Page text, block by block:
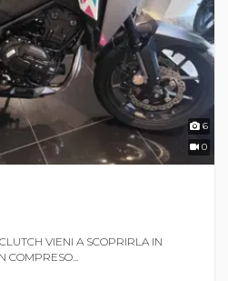
6
0
VIENI A SCOPRIRLA IN
COMPRESO...